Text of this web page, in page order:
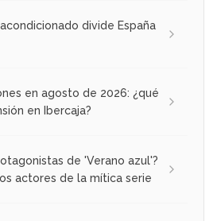
divide España
en agosto de 2026: ¿qué
en Ibercaja?
de 'Verano azul'?
actores de la mítica serie